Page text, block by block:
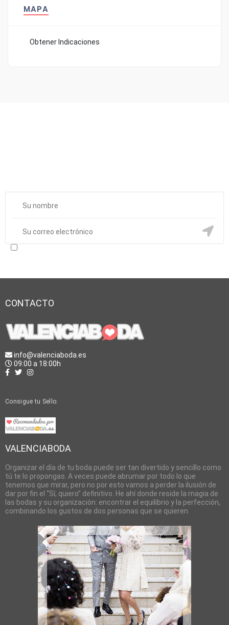
MAPA
Obtener Indicaciones
CONTACTO
info@valenciaboda.es
09:00 a 18:00h
Consigue tu Sello:
VALENCIABODA
Organizar el día de tu boda puede ser tan divertido y sencillo como
tú te lo propongas. A veces puede abrumar por todo lo que
tenemos que mirar, pero no por esto vamos a perder la ilusión de
dar por fin el “Sí, quiero” definitivo. He ahí donde reside la magia de
las bodas y su organización: encontrar el equilibrio y la perfección,
combinando los gustos de dos personas que se quieren.